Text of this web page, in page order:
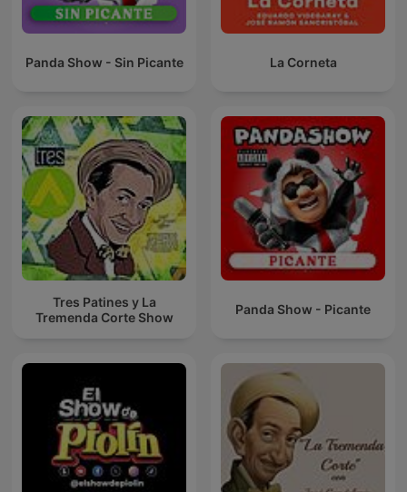
Panda Show - Sin Picante La Corneta
Tres Patines y La
Tremenda Corte Show
Panda Show - Picante